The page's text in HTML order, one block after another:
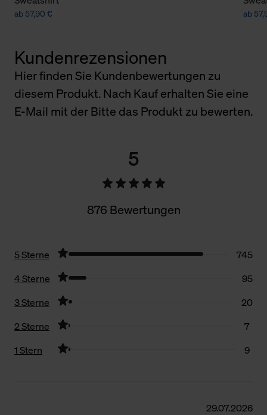
ab 57,90 € ab
Kundenrezensionen
Hier finden Sie Kundenbewertungen zu
diesem Produkt. Nach Kauf erhalten Sie eine
E-Mail mit der Bitte das Produkt zu bewerten.
5
876 Bewertungen
5 Sterne
745
4 Sterne
95
3 Sterne
20
2 Sterne
7
1 Stern
9
29.07.2026